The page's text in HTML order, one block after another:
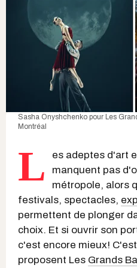
Sasha Onyshchenko pour Les
Montréal
L
es adeptes d'art
manquent pas
métropole, alors
festivals, spectacles,
permettent de plonger
choix. Et si ouvrir son
c'est encore mieux!
proposent Les Grands